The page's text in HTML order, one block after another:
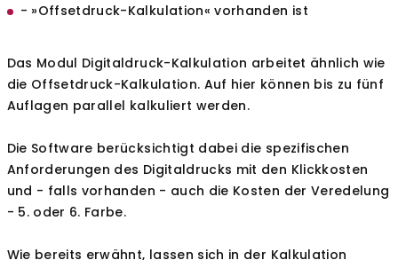
- »Offsetdruck-Kalkulation« vorhanden ist
Das Modul Digitaldruck-Kalkulation arbeitet ähnlich wie
die Offsetdruck-Kalkulation. Auf hier können bis zu fünf
Auflagen parallel kalkuliert werden.
Die Software berücksichtigt dabei die spezifischen
Anforderungen des Digitaldrucks mit den Klickkosten
und - falls vorhanden - auch die Kosten der Veredelung
- 5. oder 6. Farbe.
Wie bereits erwähnt, lassen sich in der Kalkulation